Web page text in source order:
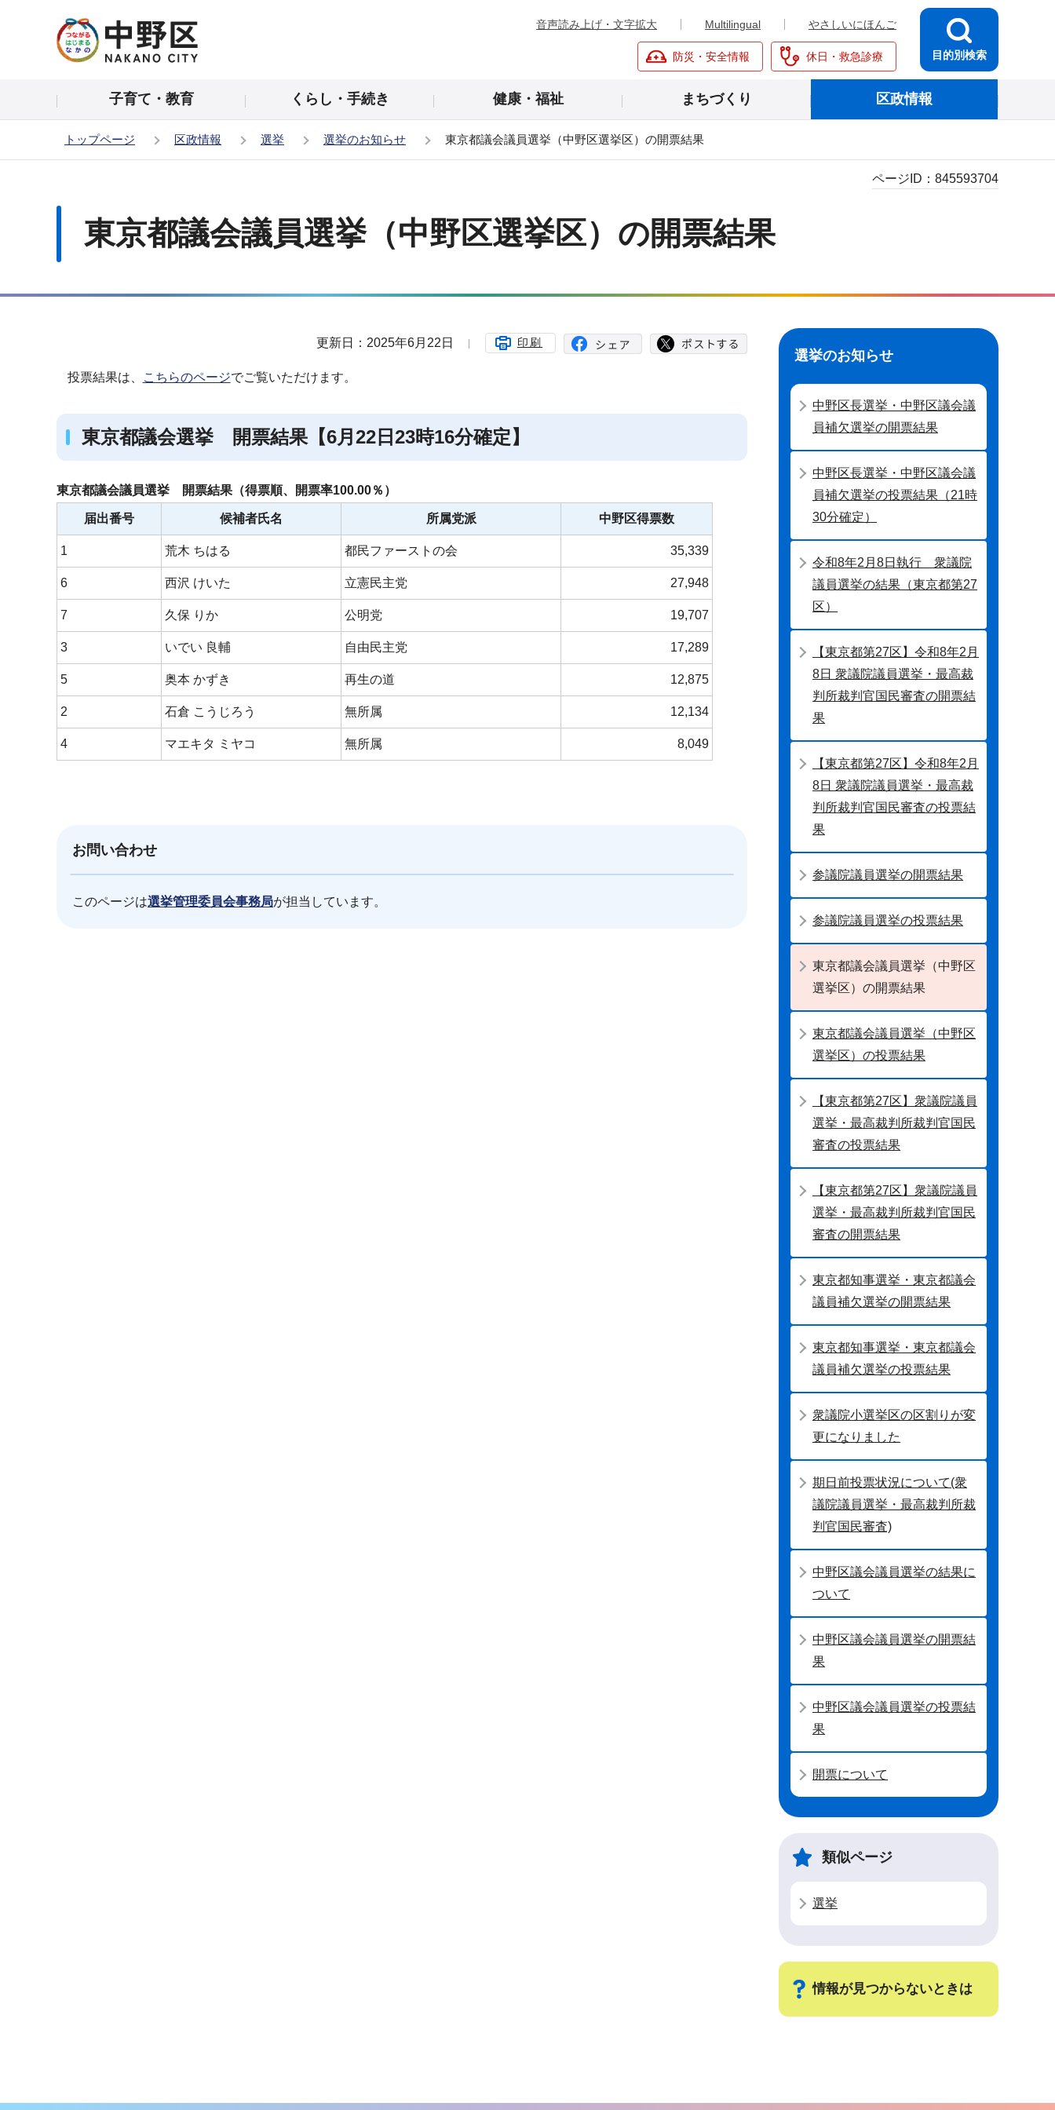
の
頭
音声読み上げ・文字拡大 Multilingual やさしいにほんご
防災・安全情報 休日・救急診療 目的別検索
子育て・教育 くらし・手続き 健康・福祉 まちづくり 区政情報
トップページ 区政情報 選挙 選挙のお知らせ 東京都議会議員選挙（中野区選挙区）の開票結果
東京都議会議員選挙（中野区選挙区）の開票結果
ページID： 845593704
更新日：2025年6月22日 印刷
投票結果は、 こちらのページでご覧いただけます。
東京都議会選挙 開票結果【6月22日23時16分確定】
東京都議会議員選挙 開票結果（得票順、開票率100.00％）
届出番号 候補者氏名 所属党派 中野区得票数
1 荒木 ちはる 都民ファーストの会 35,339
6 西沢 けいた 立憲民主党 27,948
7 久保 りか 公明党 19,707
3 いでい 良輔 自由民主党 17,289
5 奥本 かずき 再生の道 12,875
2 石倉 こうじろう 無所属 12,134
4 マエキタ ミヤコ 無所属 8,049
お問い合わせ
このページは選挙管理委員会事務局が担当しています。
ナ
ゲ
ー
ョ
こ
こ
か
ら
選挙のお知らせ
中野区長選挙・中野区議会議
員補欠選挙の開票結果
中野区長選挙・中野区議会議
員補欠選挙の投票結果（21時
30分確定）
令和8年2月8日執行 衆議院
議員選挙の結果（東京都第27
区）
【東京都第27区】令和8年2月
8日 衆議院議員選挙・最高裁
判所裁判官国民審査の開票結
果
【東京都第27区】令和8年2月
8日 衆議院議員選挙・最高裁
判所裁判官国民審査の投票結
果
参議院議員選挙の開票結果
参議院議員選挙の投票結果
東京都議会議員選挙（中野区
選挙区）の開票結果
東京都議会議員選挙（中野区
選挙区）の投票結果
【東京都第27区】衆議院議員
選挙・最高裁判所裁判官国民
審査の投票結果
【東京都第27区】衆議院議員
選挙・最高裁判所裁判官国民
審査の開票結果
東京都知事選挙・東京都議会
議員補欠選挙の開票結果
東京都知事選挙・東京都議会
議員補欠選挙の投票結果
衆議院小選挙区の区割りが変
更になりました
期日前投票状況について(衆
議院議員選挙・最高裁判所裁
判官国民審査)
中野区議会議員選挙の結果に
ついて
中野区議会議員選挙の開票結
果
中野区議会議員選挙の投票結
果
開票について
類似ページ
選挙
情報が見つからないときは